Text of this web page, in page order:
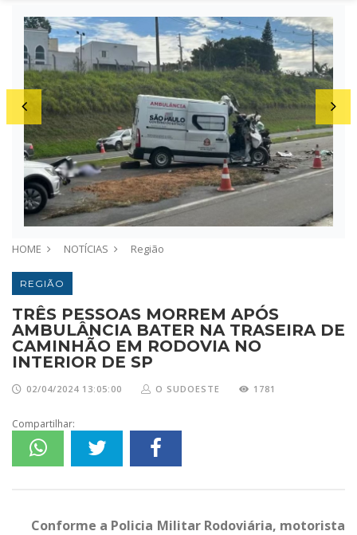
HOME NOTÍCIAS Região
REGIÃO
TRÊS PESSOAS MORREM APÓS
AMBULÂNCIA BATER NA TRASEIRA DE
CAMINHÃO EM RODOVIA NO
INTERIOR DE SP
02/04/2024 13:05:00 O SUDOESTE 1781
Compartilhar:
Conforme a Policia Militar Rodoviária, motorista